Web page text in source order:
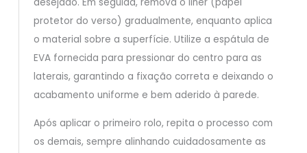
desejado. Em seguida, remova o liner (papel
protetor do verso) gradualmente, enquanto aplica
o material sobre a superfície. Utilize a espátula de
EVA fornecida para pressionar do centro para as
laterais, garantindo a fixação correta e deixando o
acabamento uniforme e bem aderido à parede.
Após aplicar o primeiro rolo, repita o processo com
os demais, sempre alinhando cuidadosamente as